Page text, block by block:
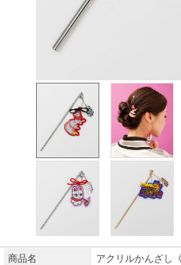
商品名
アクリルかんざし